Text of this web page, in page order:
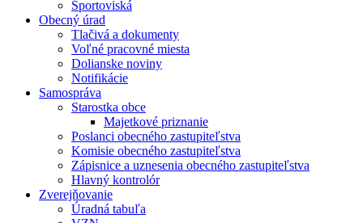
Športoviská
Obecný úrad
Tlačivá a dokumenty
Voľné pracovné miesta
Dolianske noviny
Notifikácie
Samospráva
Starostka obce
Majetkové priznanie
Poslanci obecného zastupiteľstva
Komisie obecného zastupiteľstva
Zápisnice a uznesenia obecného zastupiteľstva
Hlavný kontrolór
Zverejňovanie
Úradná tabuľa